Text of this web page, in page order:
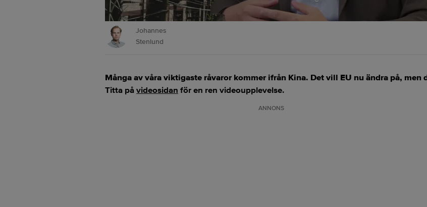
Johannes
Stenlund
Många av våra viktigaste råvaror kommer ifrån Kina. Det vill EU nu ändra på, men
Titta på videosidan för en ren videoupplevelse.
ANNONS